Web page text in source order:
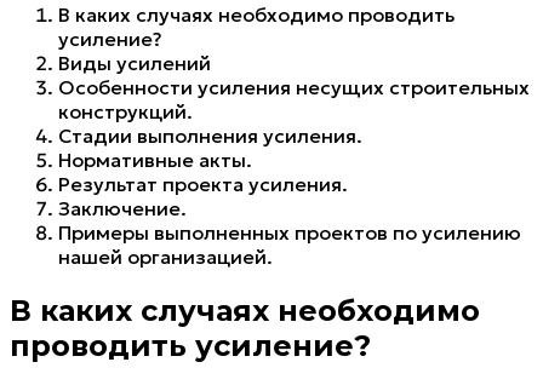
В каких случаях необходимо проводить
усиление?
Виды усилений
Особенности усиления несущих строительных
конструкций.
Стадии выполнения усиления.
Нормативные акты.
Результат проекта усиления.
Заключение.
Примеры выполненных проектов по усилению
нашей организацией.
В каких случаях необходимо
проводить усиление?